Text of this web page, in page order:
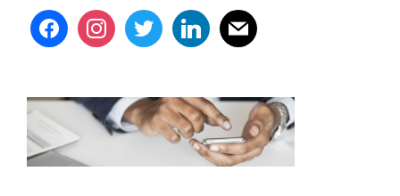
facebookinstagramtwitter linkedinmail